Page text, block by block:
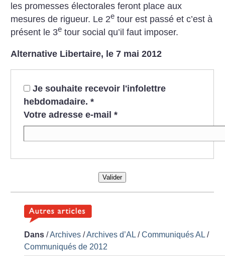
les promesses électorales feront place aux
mesures de rigueur. Le 2e tour est passé et c’est à
présent le 3e tour social qu’il faut imposer.
Alternative Libertaire, le 7 mai 2012
Je souhaite recevoir l'infolettre
hebdomadaire. *
Votre adresse e-mail *
Valider
Dans /Archives /Archives d’AL /Communiqués AL /
Communiqués de 2012